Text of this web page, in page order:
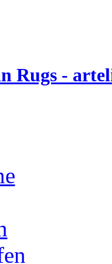
Rugs -